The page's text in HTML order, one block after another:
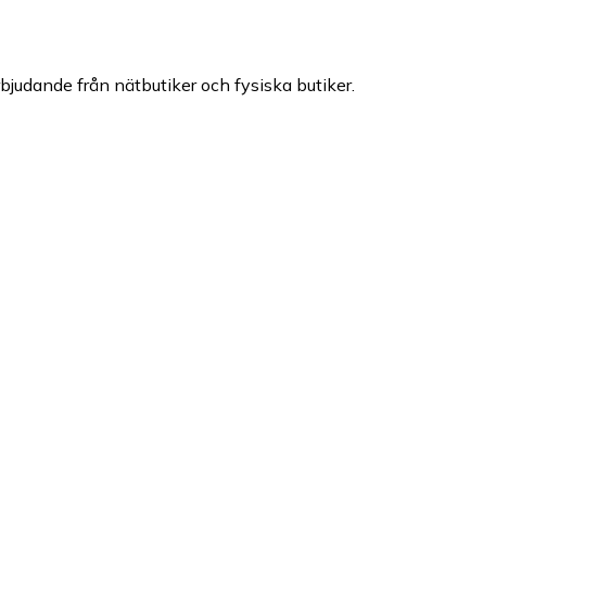
från nätbutiker och fysiska butiker.